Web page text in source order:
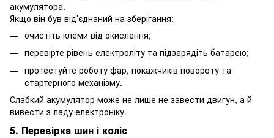
акумулятора.
Якщо він був від’єднаний на зберігання:
очистіть клеми від окислення;
перевірте рівень електроліту та підзарядіть батарею;
протестуйте роботу фар, покажчиків повороту та
стартерного механізму.
Слабкий акумулятор може не лише не завести двигун, а й
вивести з ладу електроніку.
5. Перевірка шин і коліс